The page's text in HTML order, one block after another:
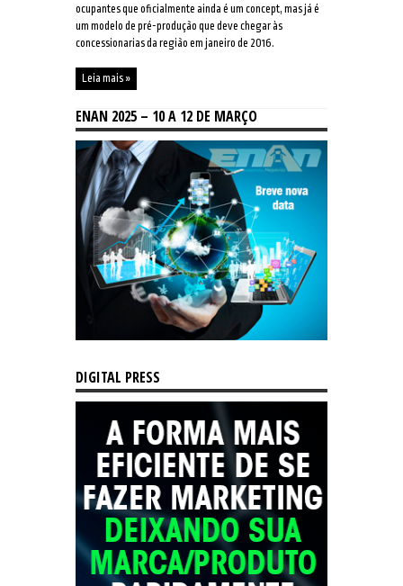
ocupantes que oficialmente ainda é um concept, mas já é
um modelo de pré-produção que deve chegar às
concessionarias da região em janeiro de 2016.
Leia mais »
ENAN 2025 – 10 A 12 DE MARÇO
DIGITAL PRESS